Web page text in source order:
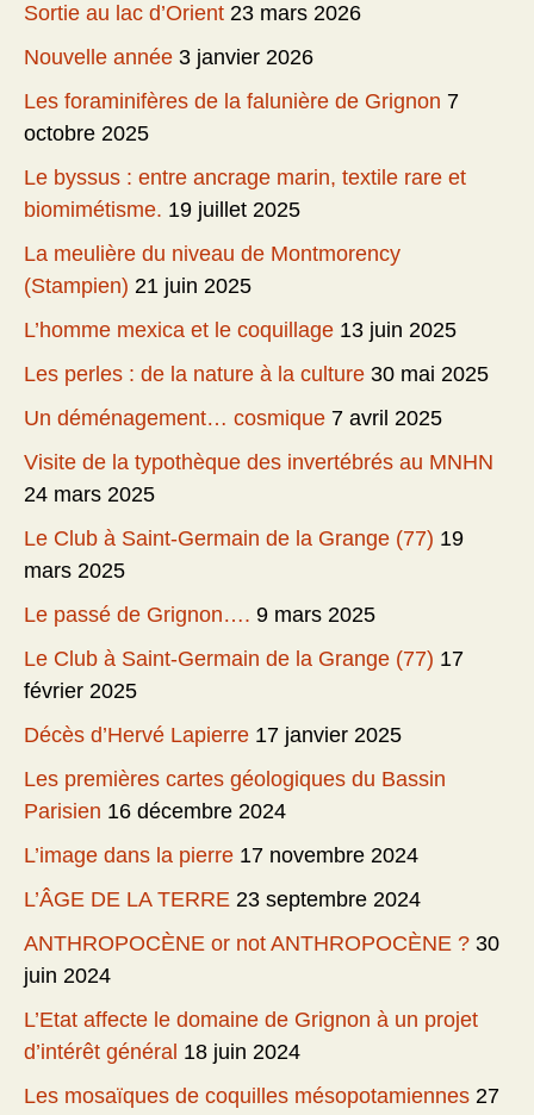
Sortie au lac d’Orient 23 mars 2026
Nouvelle année 3 janvier 2026
Les foraminifères de la falunière de Grignon 7
octobre 2025
Le byssus : entre ancrage marin, textile rare et
biomimétisme. 19 juillet 2025
La meulière du niveau de Montmorency
(Stampien) 21 juin 2025
L’homme mexica et le coquillage 13 juin 2025
Les perles : de la nature à la culture 30 mai 2025
Un déménagement… cosmique 7 avril 2025
Visite de la typothèque des invertébrés au MNHN
24 mars 2025
Le Club à Saint-Germain de la Grange (77) 19
mars 2025
Le passé de Grignon…. 9 mars 2025
Le Club à Saint-Germain de la Grange (77) 17
février 2025
Décès d’Hervé Lapierre 17 janvier 2025
Les premières cartes géologiques du Bassin
Parisien 16 décembre 2024
L’image dans la pierre 17 novembre 2024
L’ÂGE DE LA TERRE 23 septembre 2024
ANTHROPOCÈNE or not ANTHROPOCÈNE ? 30
juin 2024
L’Etat affecte le domaine de Grignon à un projet
d’intérêt général 18 juin 2024
Les mosaïques de coquilles mésopotamiennes 27